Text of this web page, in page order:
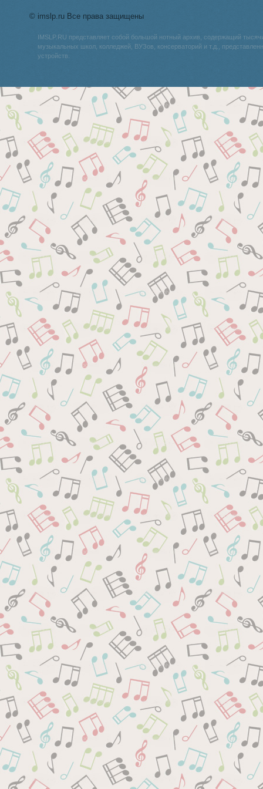
© imslp.ru Все права защищены
IMSLP.RU представляет собой большой нотный архив, содержащий
музыкальных школ, колледжей, ВУЗов, консерваторий и т.д.,
устройств.